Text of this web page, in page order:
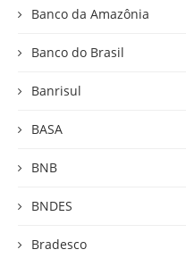
Banco da Amazônia
Banco do Brasil
Banrisul
BASA
BNB
BNDES
Bradesco